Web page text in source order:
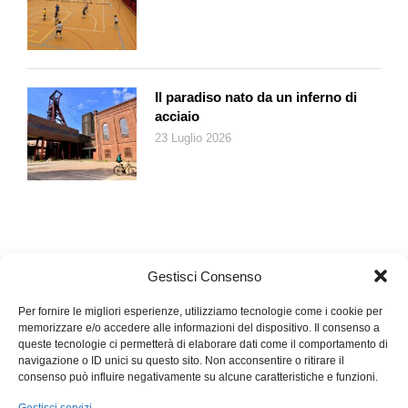
Gestisci Consenso
Per fornire le migliori esperienze, utilizziamo tecnologie come i cookie per
memorizzare e/o accedere alle informazioni del dispositivo. Il consenso a
queste tecnologie ci permetterà di elaborare dati come il comportamento di
navigazione o ID unici su questo sito. Non acconsentire o ritirare il
consenso può influire negativamente su alcune caratteristiche e funzioni.
secondaria» all’interno dello Spazio Schengen/Dublino. Questo
nuovo patto introduce anche dei meccanismi di solidarietà
meccanismo voluto per alleggerire il carico migratorio che
normalmente pesa sui Paesi che si trovano alle frontiere
esterne.
Meccanismi di solidarietà
sistema informatico di registrazione delle persone in arrivo e
nuove norme da adottare quando l’Unione europea si trova
confrontata con una crisi migratoria. Per quanto riguarda i
meccanismi di solidarietà va detto che essi non hanno valore
Il paradiso nato da un inferno di
acciaio
23 Luglio 2026